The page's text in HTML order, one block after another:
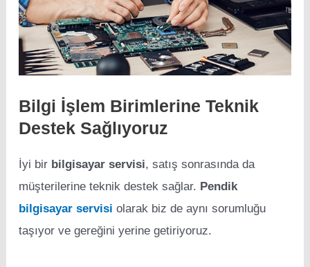
Bilgi İşlem Birimlerine Teknik
Destek Sağlıyoruz
İyi bir bilgisayar servisi, satış sonrasında da
müşterilerine teknik destek sağlar. Pendik
bilgisayar servisi olarak biz de aynı sorumluğu
taşıyor ve gereğini yerine getiriyoruz.